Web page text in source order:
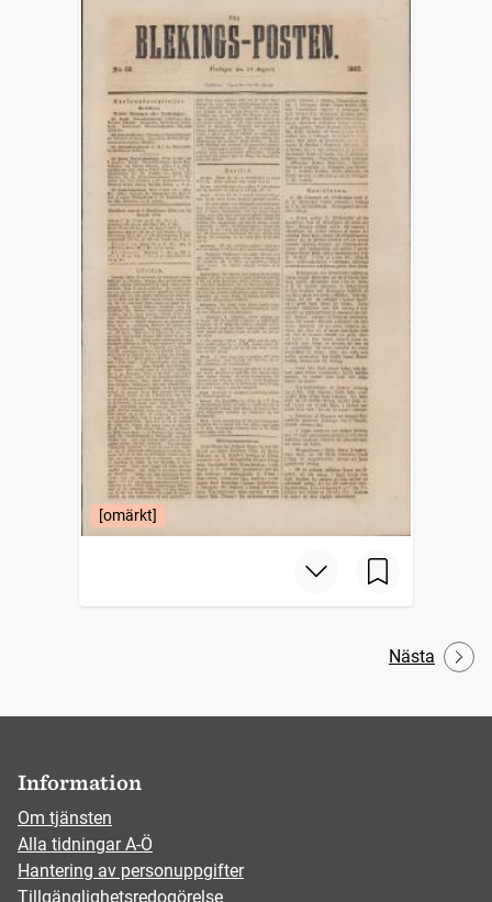
[omärkt]
Nästa
Information
Om tjänsten
Alla tidningar A-Ö
Hantering av personuppgifter
Tillgänglighetsredogörelse